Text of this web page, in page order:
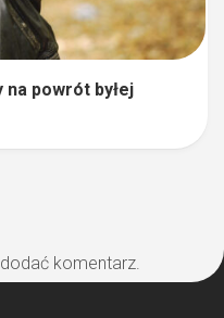
powrót byłej
komentarz.